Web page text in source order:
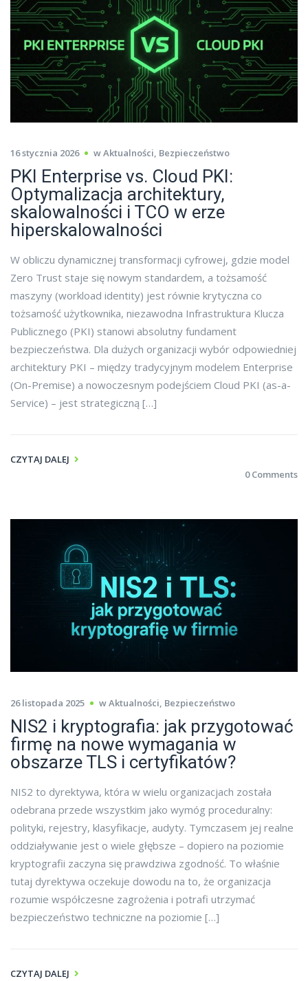
16 stycznia 2026 wAktualności, Bezpieczeństwo
PKI Enterprise vs. Cloud PKI:
Optymalizacja architektury,
skalowalności i TCO w erze
hiperskalowalności
W obliczu dynamicznej transformacji cyfrowej, gdzie model
Zero Trust staje się nowym standardem, a tożsamość
maszyny (workload identity) jest równie krytyczna co
tożsamość użytkownika, niezawodna Infrastruktura Klucza
Publicznego (PKI) stanowi absolutny fundament
bezpieczeństwa. Dla dużych organizacji wybór odpowiedniej
architektury PKI – między tradycyjnym modelem Enterprise
(On-Premise) a nowoczesnym podejściem Cloud PKI (as-a-
Service) – jest strategiczną […]
CZYTAJ DALEJ
0 Comments
26 listopada 2025 wAktualności Bezpieczeństwo
NIS2 i kryptografia: jak przygotować
firmę na nowe wymagania w
obszarze TLS i certyfikatów?
NIS2 to dyrektywa, która w wielu organizacjach została
odebrana przede wszystkim jako wymóg proceduralny:
polityki, rejestry, klasyfikacje, audyty. Tymczasem jej realne
oddziaływanie jest o wiele głębsze – dopiero na poziomie
kryptografii zaczyna się prawdziwa zgodność. To właśnie
tutaj dyrektywa oczekuje dowodu na to, że organizacja
rozumie współczesne zagrożenia i potrafi utrzymać
bezpieczeństwo techniczne na poziomie […]
CZYTAJ DALEJ